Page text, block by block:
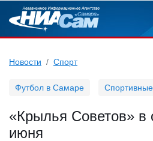
Новости Спорт
Футбол в Самаре
«Крылья Советов» в
июня